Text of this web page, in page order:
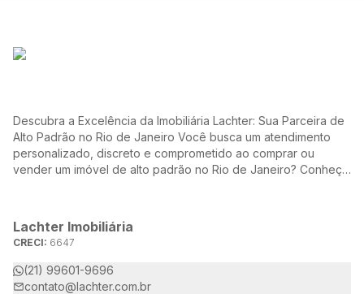
Descubra a Excelência da Imobiliária Lachter: Sua Parceira de
Alto Padrão no Rio de Janeiro Você busca um atendimento
personalizado, discreto e comprometido ao comprar ou
vender um imóvel de alto padrão no Rio de Janeiro? Conheça
necessidades e desejos.
Lachter Imobiliária
CRECI: 6647
(21) 99601-9696
contato@lachter.com.br